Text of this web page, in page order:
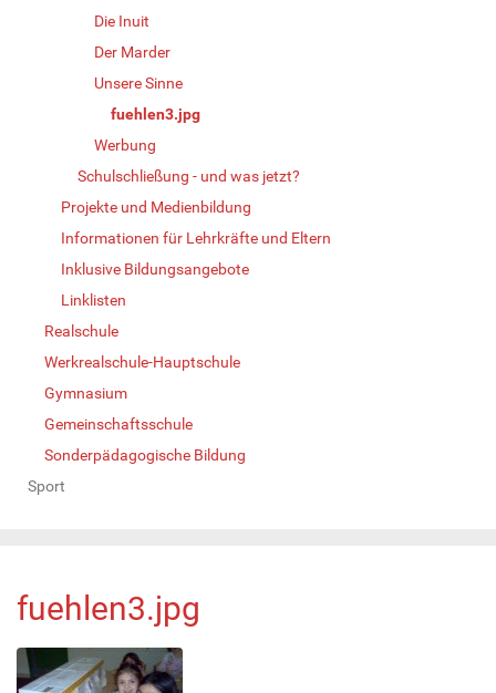
Die Inuit
Der Marder
Unsere Sinne
fuehlen3.jpg
Werbung
Schulschließung - und was jetzt?
Projekte und Medienbildung
Informationen für Lehrkräfte und Eltern
Inklusive Bildungsangebote
Linklisten
Realschule
Werkrealschule-Hauptschule
Gymnasium
Gemeinschaftsschule
Sonderpädagogische Bildung
Sport
fuehlen3.jpg